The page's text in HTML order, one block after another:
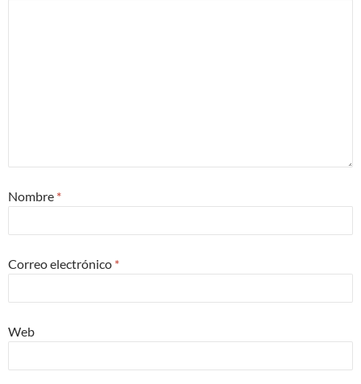
Nombre *
Correo electrónico *
Web